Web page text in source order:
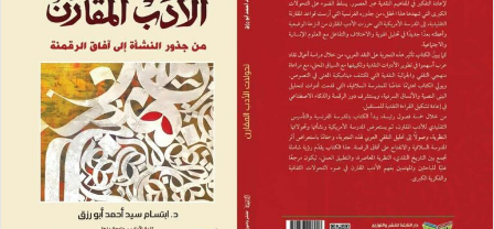
ب
ر
ي
د
ا
إ
ل
ت